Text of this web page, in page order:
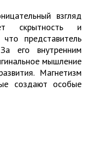
взгляд
скрытность и
представитель
его внутренним
мышление
Магнетизм
создают особые